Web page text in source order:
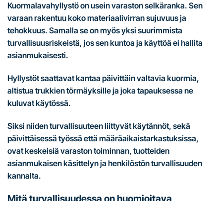
Kuormalavahyllystö on usein varaston selkäranka. Sen
varaan rakentuu koko materiaalivirran sujuvuus ja
tehokkuus. Samalla se on myös yksi suurimmista
turvallisuusriskeistä, jos sen kuntoa ja käyttöä ei hallita
asianmukaisesti.
Hyllystöt saattavat kantaa päivittäin valtavia kuormia,
altistua trukkien törmäyksille ja joka tapauksessa ne
kuluvat käytössä.
Siksi niiden turvallisuuteen liittyvät käytännöt, sekä
päivittäisessä työssä että määräaikaistarkastuksissa,
ovat keskeisiä varaston toiminnan, tuotteiden
asianmukaisen käsittelyn ja henkilöstön turvallisuuden
kannalta.
Mitä turvallisuudessa on huomioitava